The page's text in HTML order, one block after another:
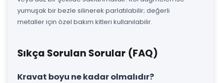
yumuşak bir bezle silinerek parlatılabilir; değerli
metaller için özel bakım kitleri kullanılabilir.
Sıkça Sorulan Sorular (FAQ)
Kravat boyu ne kadar olmalıdır?